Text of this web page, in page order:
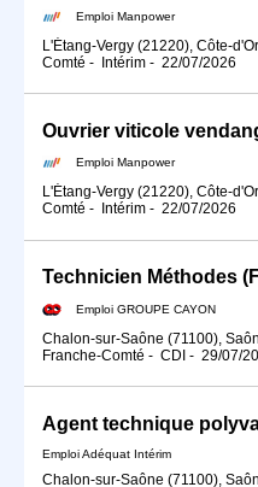
Emploi Manpower
L'Étang-Vergy (21220), Côte-
Comté - Intérim - 22/07/2026
Ouvrier viticole
Emploi Manpower
L'Étang-Vergy (21220), Côte-
Comté - Intérim - 22/07/2026
Technicien Méthodes
Emploi GROUPE CAYON
Chalon-sur-Saône (71100),
Franche-Comté - CDI - 29/07/
Agent technique
Emploi Adéquat Intérim
Chalon-sur-Saône (71100),